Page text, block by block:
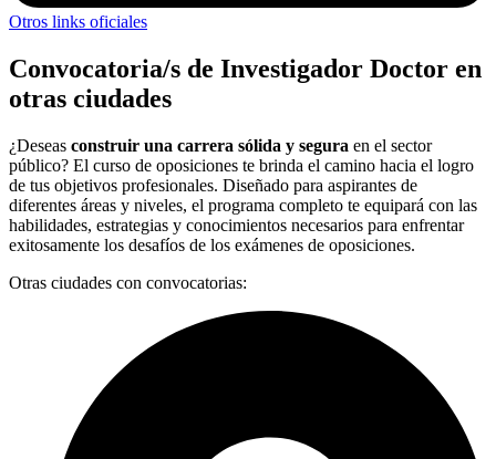
Otros links oficiales
Convocatoria/s de Investigador Doctor en
otras ciudades
¿Deseas construir una carrera sólida y segura en el sector
público? El curso de oposiciones te brinda el camino hacia el logro
de tus objetivos profesionales. Diseñado para aspirantes de
diferentes áreas y niveles, el programa completo te equipará con las
habilidades, estrategias y conocimientos necesarios para enfrentar
exitosamente los desafíos de los exámenes de oposiciones.
Otras ciudades con convocatorias: